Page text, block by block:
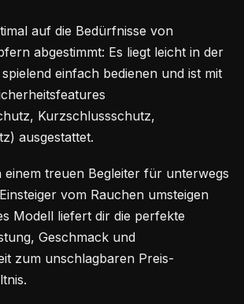
auf die Bedürfnisse von
abgestimmt: Es liegt leicht in der
einfach bedienen und ist mit
Kurzschlussschutz,
ausgestattet.
einem treuen Begleiter für unterwegs
vom Rauchen umsteigen
Modell liefert dir die perfekte
Geschmack und
zum unschlagbaren Preis-